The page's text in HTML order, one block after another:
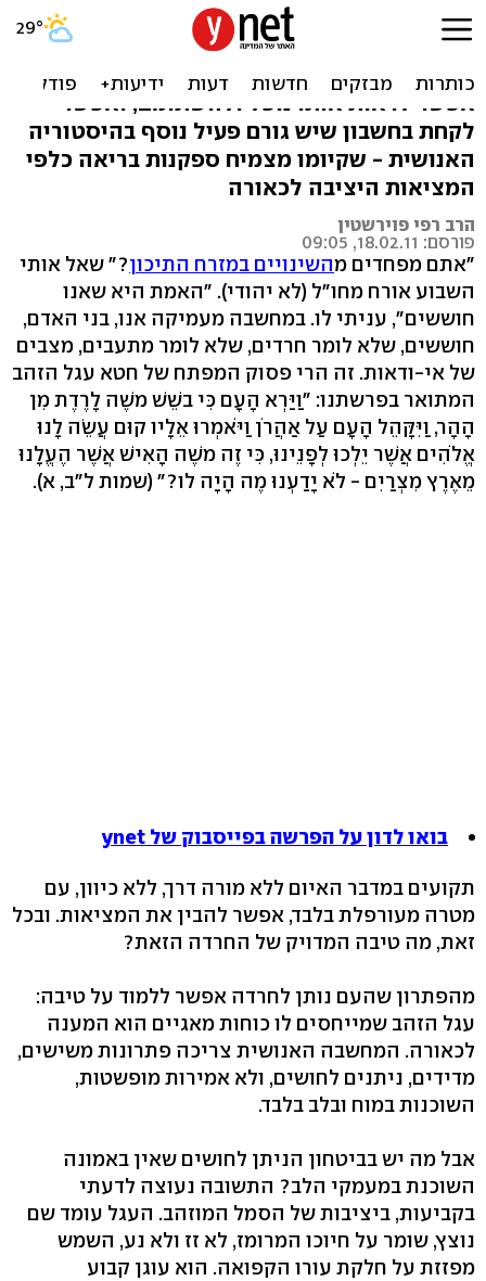
היה עגל מזהב?
מובארק היה עגל הזהב של המזרח התיכון הישן.
אפשר לראות אותו נופל ולהשתומם, ואפשר
לקחת בחשבון שיש גורם פעיל נוסף בהיסטוריה
האנושית - שקיומו מצמיח ספקנות בריאה כלפי
המציאות היציבה לכאורה
הרב רפי פוירשטין
פורסם: 18.02.11, 09:05
"אתם מפחדים מהשינויים במזרח התיכון?" שאל אותי
השבוע אורח מחו"ל (לא יהודי). "האמת היא שאנו
חוששים", עניתי לו. במחשבה מעמיקה אנו, בני האדם,
חוששים, שלא לומר חרדים, שלא לומר מתעבים, מצבים
של אי-ודאות. זה הרי פסוק המפתח של חטא עגל הזהב
המתואר בפרשתנו: "וַיַּרְא הָעָם כִּי בשֵׁשׁ משֶׁה לָרֶדֶת מִן
הָהָר, וַיִּקָּהֵל הָעָם עַל אַהֲרֹן וַיֹּאמְרוּ אֵלָיו קוּם עֲשֵׂה לָנוּ
אֱלֹהִים אֲשֶׁר יֵלְכוּ לְפָנֵינוּ, כִּי זֶה משֶׁה הָאִישׁ אֲשֶׁר הֶעֱלָנוּ
מֵאֶרֶץ מִצְרַיִם - לֹא יָדַעְנוּ מֶה הָיָה לו?" (שמות ל"ב, א).
בואו לדון על הפרשה בפייסבוק של ynet
תקועים במדבר האיום ללא מורה דרך, ללא כיוון, עם
מטרה מעורפלת בלבד, אפשר להבין את המציאות. ובכל
זאת, מה טיבה המדויק של החרדה הזאת?
מהפתרון שהעם נותן לחרדה אפשר ללמוד על טיבה:
עגל הזהב שמייחסים לו כוחות מאגיים הוא המענה
לכאורה. המחשבה האנושית צריכה פתרונות משישים,
מדידים, ניתנים לחושים, ולא אמירות מופשטות,
השוכנות במוח ובלב בלבד.
אבל מה יש בביטחון הניתן לחושים שאין באמונה
השוכנת במעמקי הלב? התשובה נעוצה לדעתי
בקביעות, ביציבות של הסמל המוזהב. העגל עומד שם
נוצץ, שומר על חיוכו המרומז, לא זז ולא נע, השמש
מפזזת על חלקת עורו הקפואה. הוא עוגן קבוע